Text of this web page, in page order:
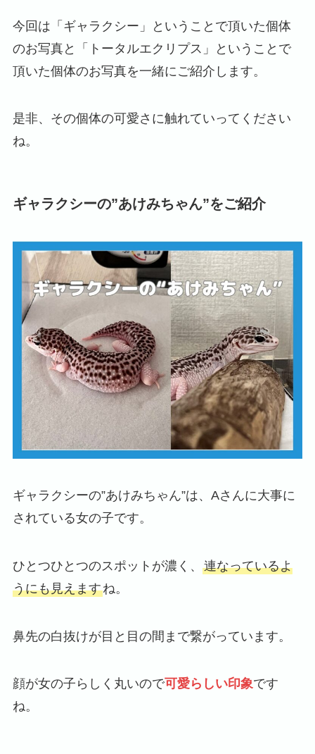
今回は「ギャラクシー」ということで頂いた個体
のお写真と「トータルエクリプス」ということで
頂いた個体のお写真を一緒にご紹介します。
是非、その個体の可愛さに触れていってください
ね。
ギャラクシーの”あけみちゃん”をご紹介
ギャラクシーの”あけみちゃん”は、Aさんに大事に
されている女の子です。
ひとつひとつのスポットが濃く、 連なっているよ
うにも見えますね。
鼻先の白抜けが目と目の間まで繋がっています。
顔が女の子らしく丸いので可愛らしい印象です
ね。